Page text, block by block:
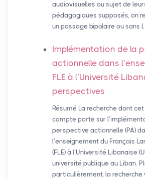
audiovisuelles au sujet de
pédagogiques supposés, on
un passage bipolaire ou sans
Implémentation de la
actionnelle dans
FLE à l’Université
perspectives
Résumé La recherche dont
compte porte sur
perspective actionnelle (PA)
l’enseignement du Français
(FLE) à l’Université Libanaise
université publique au Liban.
particulièrement, la recherche